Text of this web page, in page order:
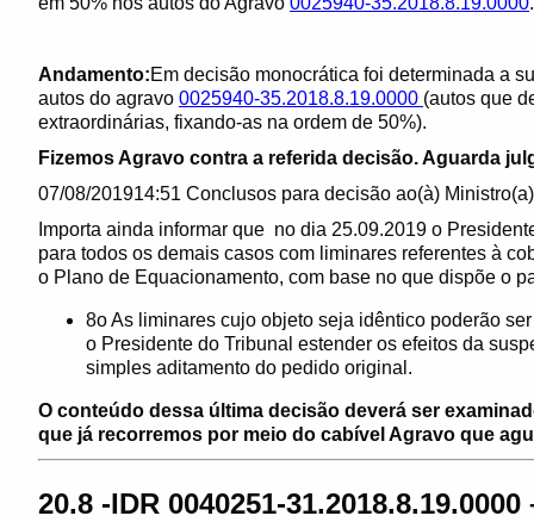
Andamento:Em decisão monocrática foi determinada a
autos do agravo 0025940-35.2018.8.19.0000 (autos que
extraordinárias, fixando-as na ordem de 50%).
Fizemos Agravo contra a referida decisão. Aguarda
07/08/201914:51 Conclusos para decisão ao(à)
Importa ainda informar que no dia 25.09.2019 o
para todos os demais casos com liminares referentes à
o Plano de Equacionamento, com base no que dispõe o
8o As liminares cujo objeto seja idêntico poderão
o Presidente do Tribunal estender os efeitos da
simples aditamento do pedido original.
O conteúdo dessa última decisão deverá ser
que já recorremos por meio do cabível Agravo que
20.8 -IDR 0040251-